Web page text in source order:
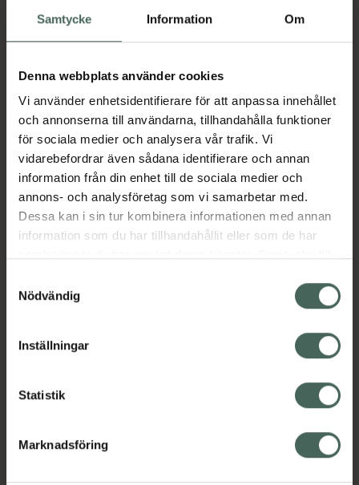
Samtycke Information Om
Denna webbplats använder cookies
Vi använder enhetsidentifierare för att anpassa innehållet
och annonserna till användarna, tillhandahålla funktioner
för sociala medier och analysera vår trafik. Vi
vidarebefordrar även sådana identifierare och annan
information från din enhet till de sociala medier och
annons- och analysföretag som vi samarbetar med.
Dessa kan i sin tur kombinera informationen med annan
information som du har tillhandahållit eller som de har
återkalla ditt samtycke via webbplatsens
cookieinställningar. Ett återkallat samtycke påverkar inte
lagligheten av behandling som skett innan återkallelsen.
Nödvändig
Inställningar
Statistik
Marknadsföring
Köp via ditt recept
Aktuella erbjudanden
Beskrivning Dölj
EAN:04052682062810
Bipacksedel från FASS Visa
syd till Lappland i norr, och online i mobilen och på
datorn. Oavsett vem du är så är det vårt uppdrag att
med oss.